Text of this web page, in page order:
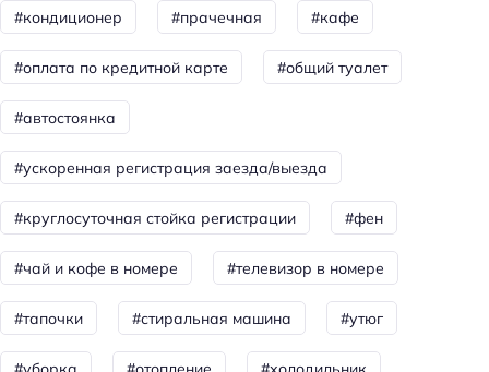
Площадка для пикника
Для семей
Детская кровать (4-10 лет): платно
Детская кровать (0-1 год): бесплатно
Детская кровать (2-3 года): бесплатно
Детский манеж
Общая информация
Отопление
#кондиционер #прачечная #кафе
#оплата по кредитной карте #общий туалет
#автостоянка
#ускоренная регистрация заезда/выезда
#круглосуточная стойка регистрации #фен
#чай и кофе в номере #телевизор в номере
#тапочки #стиральная машина #утюг